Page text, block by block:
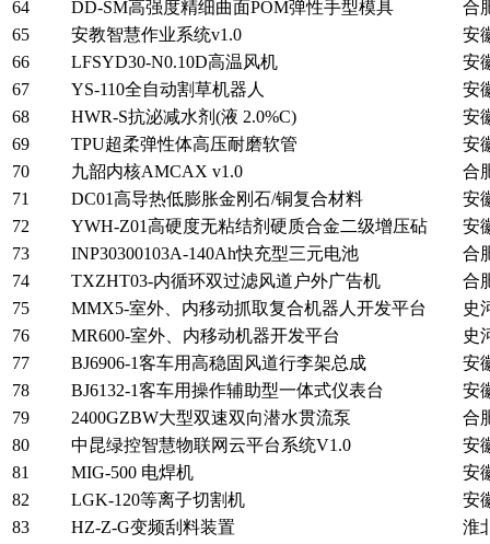
64
DD-SM高强度精细曲面POM弹性手型模具
合
65
安教智慧作业系统v1.0
安
66
LFSYD30-N0.10D高温风机
安
67
YS-110全自动割草机器人
安
68
HWR-S抗泌减水剂(液 2.0%C)
安
69
TPU超柔弹性体高压耐磨软管
安
70
九韶内核AMCAX v1.0
合
71
DC01高导热低膨胀金刚石/铜复合材料
安
72
YWH-Z01高硬度无粘结剂硬质合金二级增压砧
安
73
INP30300103A-140Ah快充型三元电池
合
74
TXZHT03-内循环双过滤风道户外广告机
合
75
MMX5-室外、内移动抓取复合机器人开发平台
史
76
MR600-室外、内移动机器开发平台
史
77
BJ6906-1客车用高稳固风道行李架总成
安
78
BJ6132-1客车用操作辅助型一体式仪表台
安
79
2400GZBW大型双速双向潜水贯流泵
合
80
中昆绿控智慧物联网云平台系统V1.0
安
81
MIG-500 电焊机
安
82
LGK-120等离子切割机
安
83
HZ-Z-G变频刮料装置
淮